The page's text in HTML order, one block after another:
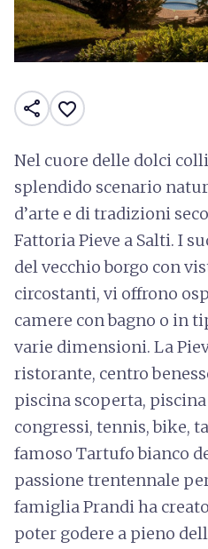
share favorite_border
Nel cuore delle dolci
splendido scenario
d’arte e di tradizioni
Fattoria Pieve a Salti. I
del vecchio borgo con
circostanti, vi offrono
camere con bagno o in
varie dimensioni. La
ristorante, centro
piscina scoperta,
congressi, tennis, bike,
famoso Tartufo bianco
passione trentennale
famiglia Prandi ha
poter godere a pieno